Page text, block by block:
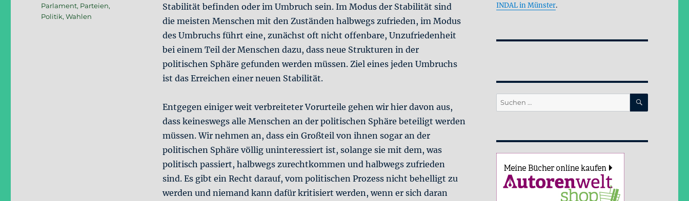
Stabilität befinden oder im Umbruch sein. Im Modus der Stabilität sind
die meisten Menschen mit den Zuständen halbwegs zufrieden, im Modus
des Umbruchs führt eine, zunächst oft nicht offenbare, Unzufriedenheit
bei einem Teil der Menschen dazu, dass neue Strukturen in der
politischen Sphäre gefunden werden müssen. Ziel eines jeden Umbruchs
ist das Erreichen einer neuen Stabilität.
Entgegen einiger weit verbreiteter Vorurteile gehen wir hier davon aus,
dass keineswegs alle Menschen an der politischen Sphäre beteiligt werden
müssen. Wir nehmen an, dass ein Großteil von ihnen sogar an der
politischen Sphäre völlig uninteressiert ist, solange sie mit dem, was
politisch passiert, halbwegs zurechtkommen und halbwegs zufrieden
sind. Es gibt ein Recht darauf, vom politischen Prozess nicht behelligt zu
werden und niemand kann dafür kritisiert werden, wenn er sich daran
Schlagwörter
Parlament, Parteien,
Politik,Wahlen
INDAL in Münster.
Suche
nach:
SUCHEN